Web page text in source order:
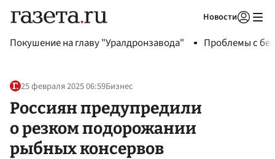
Новости
Покушение на главу "Уралдронзавода" Проблемы с
25 февраля 2025 06:59Бизнес
Россиян предупредили
о резком подорожании
рыбных консервов